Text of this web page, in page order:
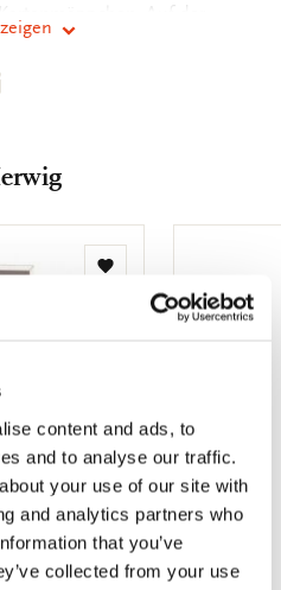
content and ads, to
and to analyse our traffic.
your use of our site with
and analytics partners who
that you’ve
collected from your use
Auf der
die verschiedenen Motive
das Motiv, welches Sie
der Karten sind unbedruckt,
Per
teilen
Zur
Wunschliste
hinzufügen